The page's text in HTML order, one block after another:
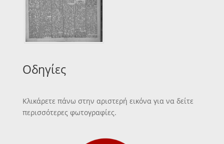
Οδηγίες
Κλικάρετε πάνω στην αριστερή εικόνα για να δείτε
περισσότερες φωτογραφίες.